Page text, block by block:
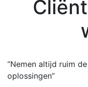
“Nemen altijd ruim
oplossingen”